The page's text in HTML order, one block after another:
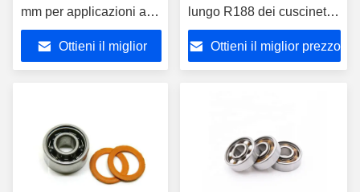
mm per applicazioni a
fila singola
Ottieni il miglior
lungo R188 dei cuscinetti
10 di rotazione R188
Ottieni il miglior prezzo